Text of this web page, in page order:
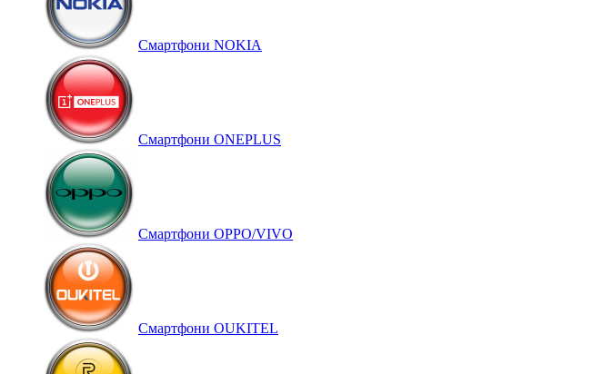
Смартфони NOKIA
Смартфони ONEPLUS
Смартфони OPPO/VIVO
Смартфони OUKITEL